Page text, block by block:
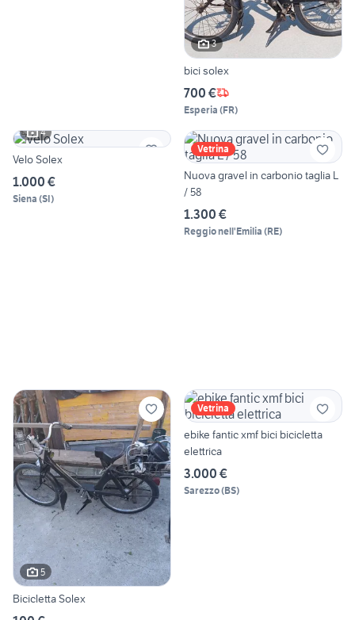
3
bici solex
700 €
Esperia (FR)
4
Velo Solex
1.000 €
Siena (SI)
Vetrina
Nuova gravel in carbonio taglia L
/ 58
1.300 €
Reggio nell'Emilia (RE)
5
Bicicletta Solex
Vetrina
ebike fantic xmf bici bicicletta
elettrica
3.000 €
Sarezzo(BS)